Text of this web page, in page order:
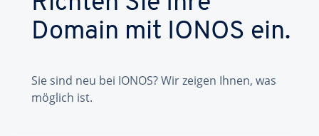
Domain mit IONOS ein.
Sie sind neu bei IONOS? Wir zeigen Ihnen, was
möglich ist.